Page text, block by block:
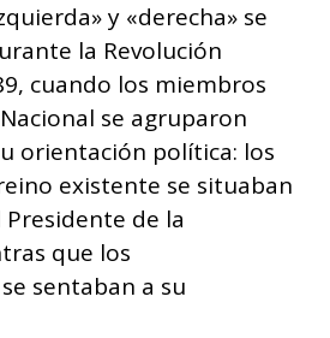
y «derecha» se
la Revolución
cuando los miembros
se agruparon
orientación política: los
existente se situaban
de la
que los
sentaban a su